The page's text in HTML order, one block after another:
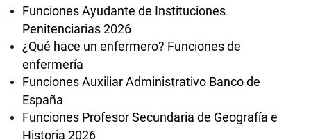
Funciones Ayudante de Instituciones
Penitenciarias 2026
¿Qué hace un enfermero? Funciones de
enfermería
Funciones Auxiliar Administrativo Banco de
España
Funciones Profesor Secundaria de Geografía e
Historia 2026